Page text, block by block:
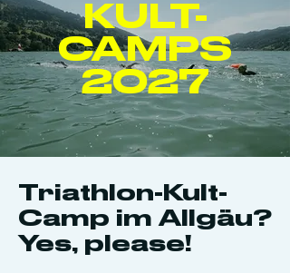
KULT-
CAMPS
2027
Triathlon-Kult-
Camp im Allgäu?
Yes, please!